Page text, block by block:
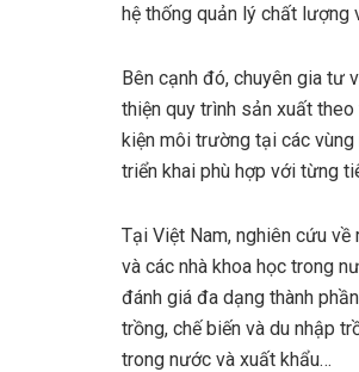
hệ thống quản lý chất lượng
Bên cạnh đó, chuyên gia tư
thiện quy trình sản xuất
kiện môi trường tại các vùng
triển khai phù hợp với từng
Tại Việt Nam, nghiên cứu
và các nhà khoa học trong
đánh giá đa dạng thành
trồng, chế biến và du nhập
trong nước và xuất khẩu…